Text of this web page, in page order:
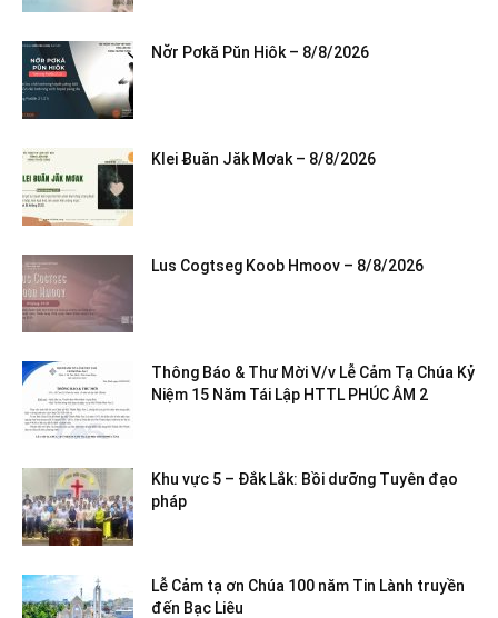
Nơ̆r Pơkă Pŭn Hiôk – 8/8/2026
Klei Ƀuăn Jăk Mơak – 8/8/2026
Lus Cogtseg Koob Hmoov – 8/8/2026
Thông Báo & Thư Mời V/v Lễ Cảm Tạ Chúa Kỷ
Niệm 15 Năm Tái Lập HTTL PHÚC ÂM 2
Khu vực 5 – Đắk Lắk: Bồi dưỡng Tuyên đạo
pháp
Lễ Cảm tạ ơn Chúa 100 năm Tin Lành truyền
đến Bạc Liêu